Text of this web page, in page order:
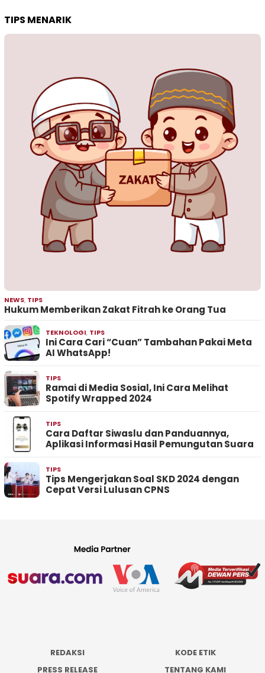
TIPS MENARIK
NEWS, TIPS
Hukum Memberikan Zakat Fitrah ke Orang Tua
TEKNOLOGI, TIPS
Ini Cara Cari “Cuan” Tambahan Pakai Meta
AI WhatsApp!
TIPS
Ramai di Media Sosial, Ini Cara Melihat
Spotify Wrapped 2024
TIPS
Cara Daftar Siwaslu dan Panduannya,
Aplikasi Informasi Hasil Pemungutan Suara
TIPS
Tips Mengerjakan Soal SKD 2024 dengan
Cepat Versi Lulusan CPNS
REDAKSI
KODE ETIK
PRESS RELEASE
TENTANG KAMI